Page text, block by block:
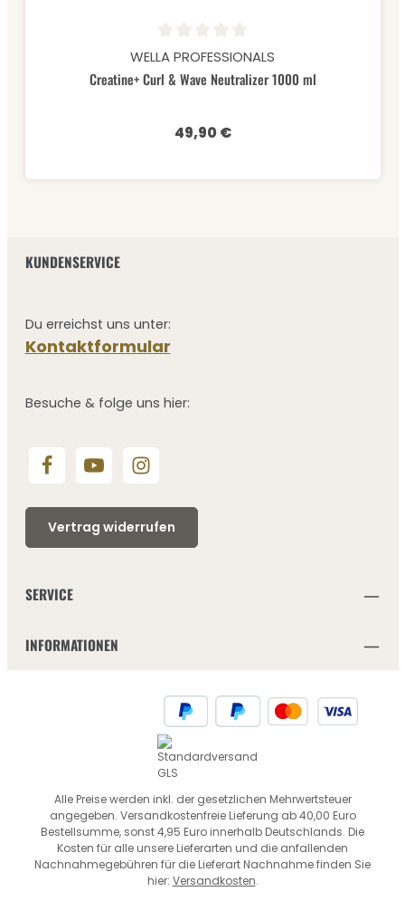
Durchschnittliche Bewertung von 0 von 5 Sternen
WELLA PROFESSIONALS
Creatine+ Curl & Wave Neutralizer 1000 ml
Regulärer Preis:
49,90 €
KUNDENSERVICE
Du erreichst uns unter:
Kontaktformular
Besuche & folge uns hier:
Vertrag widerrufen
SERVICE
INFORMATIONEN
Alle Preise werden inkl. der gesetzlichen Mehrwertsteuer
angegeben. Versandkostenfreie Lieferung ab 40,00 Euro
Bestellsumme, sonst 4,95 Euro innerhalb Deutschlands. Die
Kosten für alle unsere Lieferarten und die anfallenden
Nachnahmegebühren für die Lieferart Nachnahme finden Sie
hier: Versandkosten.